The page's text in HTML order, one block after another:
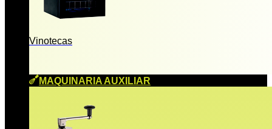
Vinotecas
MAQUINARIA AUXILIAR